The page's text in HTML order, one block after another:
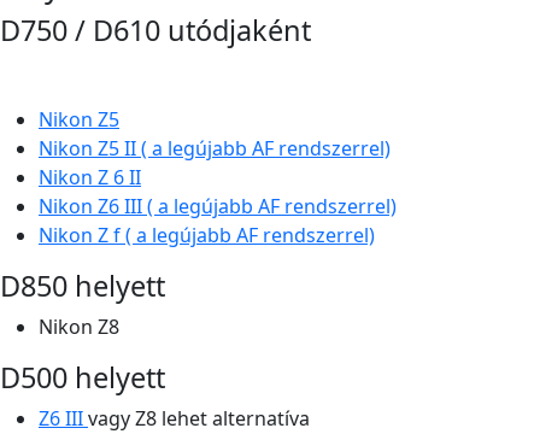
D750 / D610 utódjaként
Nikon Z5
Nikon Z5 II ( a legújabb AF rendszerrel)
Nikon Z 6 II
Nikon Z6 III( a legújabb AF rendszerrel)
Nikon Z f( a legújabb AF rendszerrel)
D850 helyett
Nikon Z8
D500 helyett
Z6 IIIvagy Z8 lehet alternatíva